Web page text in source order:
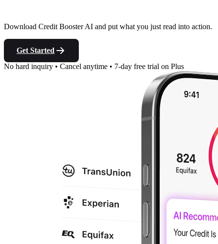
Download Credit Booster AI and put what you just read into action.
Get Started
No hard inquiry • Cancel anytime • 7-day free trial on Plus